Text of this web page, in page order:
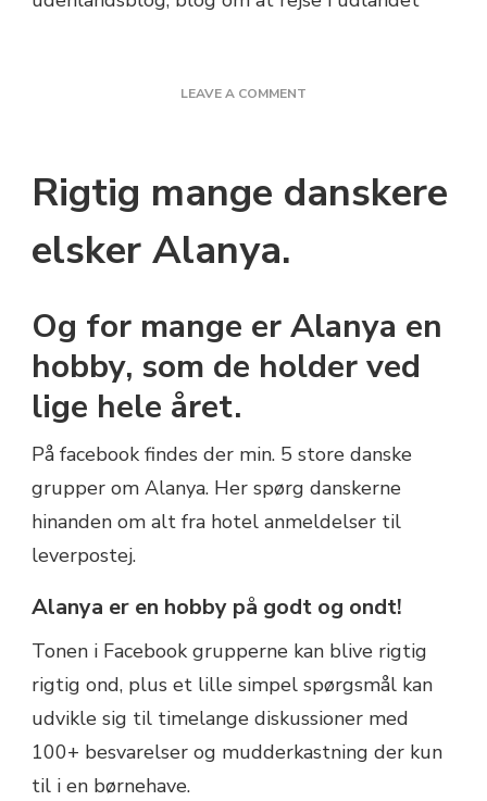
LEAVE A COMMENT
FACEBOOK
HOBBY
Rigtig mange danskere
elsker Alanya.
Og for mange er Alanya en
hobby, som de holder ved
lige hele året.
På facebook findes der min. 5 store danske
grupper om Alanya. Her spørg danskerne
hinanden om alt fra hotel anmeldelser til
leverpostej.
Alanya er en hobby på godt og ondt!
Tonen i Facebook grupperne kan blive rigtig
rigtig ond, plus et lille simpel spørgsmål kan
udvikle sig til timelange diskussioner med
100+ besvarelser og mudderkastning der kun
til i en børnehave.